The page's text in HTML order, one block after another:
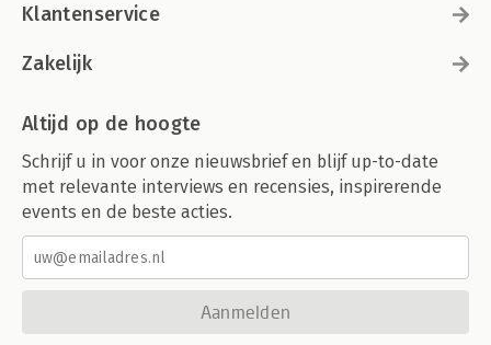
Klantenservice
Zakelijk
Altijd op de hoogte
Schrijf u in voor onze nieuwsbrief en blijf up-to-date
met relevante interviews en recensies, inspirerende
events en de beste acties.
Aanmelden